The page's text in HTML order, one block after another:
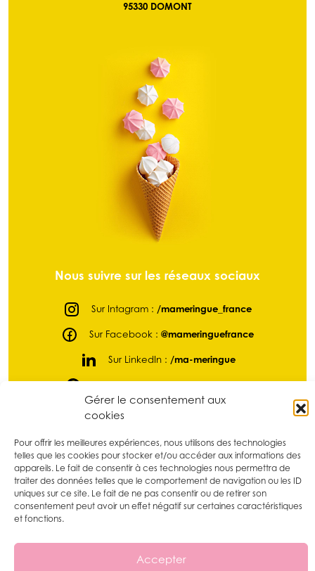
Gérer le consentement aux
cookies
Pour offrir les meilleures expériences, nous utilisons des technologies
telles que les cookies pour stocker et/ou accéder aux informations des
appareils. Le fait de consentir à ces technologies nous permettra de
traiter des données telles que le comportement de navigation ou les ID
uniques sur ce site. Le fait de ne pas consentir ou de retirer son
consentement peut avoir un effet négatif sur certaines caractéristiques
et fonctions.
Accepter
95330 DOMONT
Nous suivre sur les réseaux sociaux
Sur Intagram : /mameringue_france
Sur Facebook : @mameringuefrance
Sur LinkedIn : /ma-meringue
Sur Pinterest :/mameringue_france
Sur tikTok :
Ma Meringue
à chaque événement sa meringue !